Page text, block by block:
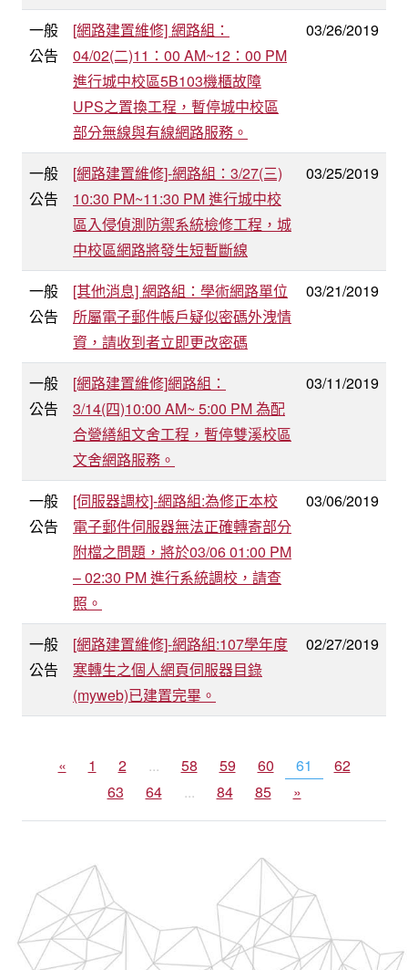
一般
公告
[網路建置維修] 網路組：
04/02(二)11：00 AM~12：00 PM
進行城中校區5B103機櫃故障
UPS之置換工程，暫停城中校區
部分無線與有線網路服務。
03/26/2019
一般
公告
[網路建置維修]-網路組：3/27(三)
10:30 PM~11:30 PM 進行城中校
區入侵偵測防禦系統檢修工程，城
中校區網路將發生短暫斷線
03/25/2019
一般
公告
[其他消息] 網路組：學術網路單位
所屬電子郵件帳戶疑似密碼外洩情
資，請收到者立即更改密碼
03/21/2019
一般
公告
[網路建置維修]網路組：
3/14(四)10:00 AM~ 5:00 PM 為配
合營繕組文舍工程，暫停雙溪校區
文舍網路服務。
03/11/2019
一般
公告
[伺服器調校]-網路組:為修正本校
電子郵件伺服器無法正確轉寄部分
附檔之問題，將於03/06 01:00 PM
– 02:30 PM 進行系統調校，請查
照。
03/06/2019
一般
公告
[網路建置維修]-網路組:107學年度
寒轉生之個人網頁伺服器目錄
(myweb)已建置完畢。
02/27/2019
« 1 2 ... 58 59 60 61
62
63
64 ... 84 85 »